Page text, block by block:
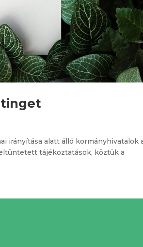
irányítása alatt álló kormányhivatalok
tájékoztatások, köztük a